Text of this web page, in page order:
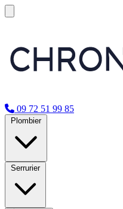
09 72 51 99 85
Plombier
Serrurier